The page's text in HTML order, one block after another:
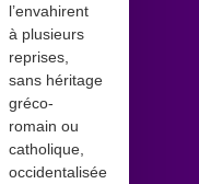
l’envahirent
à plusieurs
reprises,
sans héritage
gréco-
romain ou
catholique,
occidentalisée